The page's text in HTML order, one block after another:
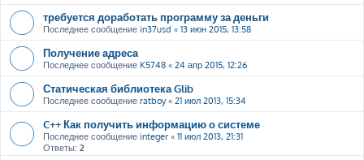
требуется доработать программу за деньги
Последнее сообщение in37usd « 13 июн 2015, 13:58
Получение адреса
Последнее сообщение K5748 « 24 апр 2015, 12:26
Статическая библиотека Glib
Последнее сообщение ratboy« 21 июл 2013, 15:34
C++ Как получить информацию о системе
Последнее сообщение integer « 11 июл 2013, 21:31
Ответы: 2